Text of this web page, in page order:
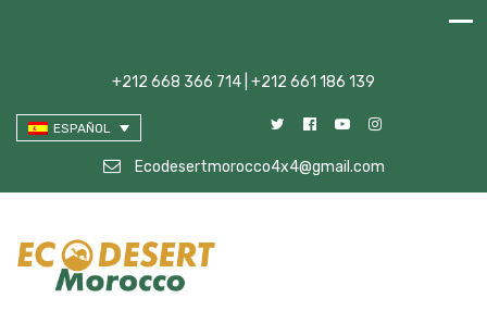
+212 668 366 714 | +212 661 186 139
ESPAÑOL
Ecodesertmorocco4x4@gmail.com